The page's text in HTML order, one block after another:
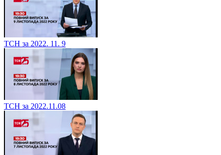
ТСН за 2022. 11. 9
ТСН за 2022.11.08